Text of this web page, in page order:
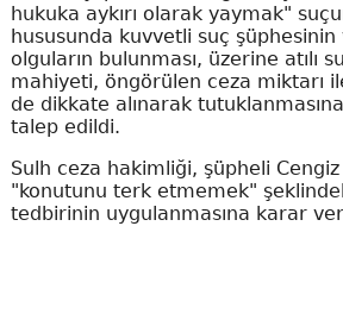
hukuka aykırı olarak yaymak"
hususunda kuvvetli suç şüphesinin
olguların bulunması, üzerine atılı
mahiyeti, öngörülen ceza miktarı
de dikkate alınarak
talep edildi.
Sulh ceza hakimliği, şüpheli Cengiz
"konutunu terk etmemek"
tedbirinin uygulanmasına karar